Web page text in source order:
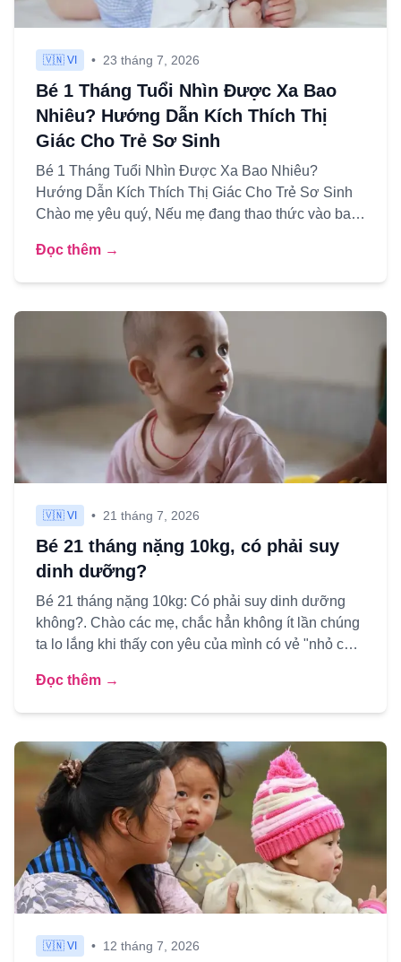
🇻🇳 VI • 23 tháng 7, 2026
Bé 1 Tháng Tuổi Nhìn Được Xa Bao
Nhiêu? Hướng Dẫn Kích Thích Thị
Giác Cho Trẻ Sơ Sinh
Bé 1 Tháng Tuổi Nhìn Được Xa Bao Nhiêu?
Hướng Dẫn Kích Thích Thị Giác Cho Trẻ Sơ Sinh
Chào mẹ yêu quý, Nếu mẹ đang thao thức vào ban
Đọc thêm →
🇻🇳 VI • 21 tháng 7, 2026
Bé 21 tháng nặng 10kg, có phải suy
dinh dưỡng?
Bé 21 tháng nặng 10kg: Có phải suy dinh dưỡng
không?. Chào các mẹ, chắc hẳn không ít lần chúng
ta lo lắng khi thấy con yêu của mình có vẻ "nhỏ con"
Đọc thêm →
🇻🇳 VI • 12 tháng 7, 2026